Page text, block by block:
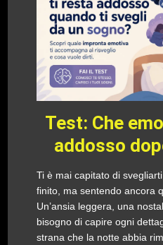
Test: Che
addosso
Ti è mai capitato di
finito, ma sentendo ancora
Un’ansia leggera, una
bisogno di capire ogni
strana che la notte abbia